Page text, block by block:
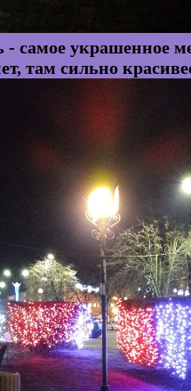
самое украшенное
там сильно